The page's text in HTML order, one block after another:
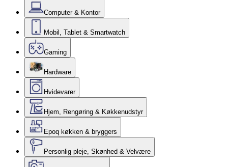
Computer & Kontor
Mobil, Tablet & Smartwatch
Gaming
Hardware
Hvidevarer
Hjem, Rengøring & Køkkenudstyr
Epoq køkken & bryggers
Personlig pleje, Skønhed & Velvære